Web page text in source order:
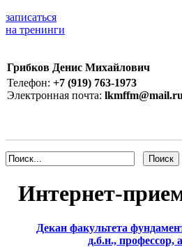
записаться
на тренинги
Грибков Денис Михайлович
Телефон: +7 (919) 763-1973
Электронная почта: lkmffm@mail.ru
Интернет-
Декан факультета
д.б.н., профессор,